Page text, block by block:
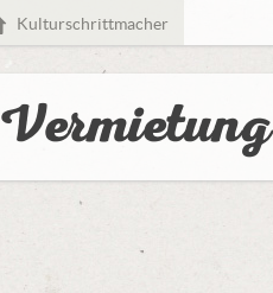
KulturschrittmacherHome
Vermietung